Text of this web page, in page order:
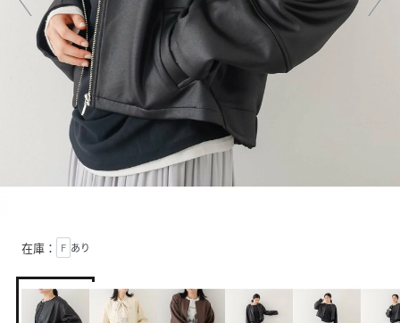
在庫： F あり